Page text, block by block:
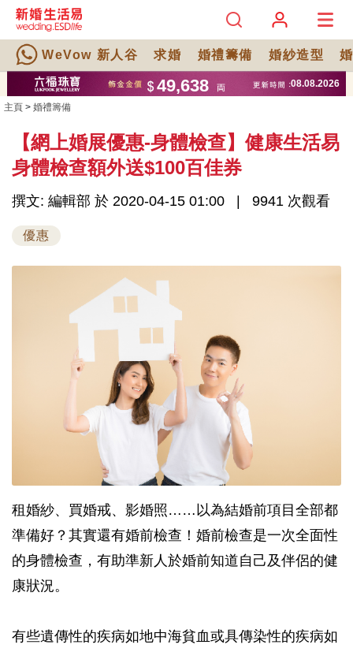
WeVow 新人谷 求婚 婚禮籌備 婚紗造型
主頁 > 婚禮籌備
【網上婚展優惠-身體檢查】健康生活易
身體檢查額外送$100百佳券
撰文: 編輯部 於 2020-04-15 01:00 9941 次觀看
優惠
租婚紗、買婚戒、影婚照……以為結婚前項目全部都
準備好？其實還有婚前檢查！婚前檢查是一次全面性
的身體檢查，有助準新人於婚前知道自己及伴侶的健
康狀況。
有些遺傳性的疾病如地中海貧血或具傳染性的疾病如